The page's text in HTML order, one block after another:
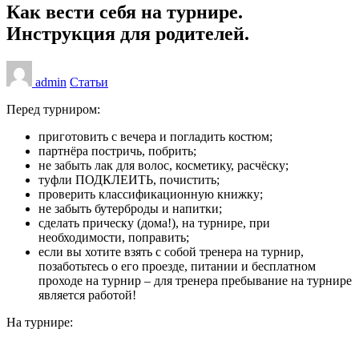
Как вести себя на турнире.
Инструкция для родителей.
admin Статьи
Перед турниром:
приготовить с вечера и погладить костюм;
партнёра постричь, побрить;
не забыть лак для волос, косметику, расчёску;
туфли ПОДКЛЕИТЬ, почистить;
проверить классификационную книжку;
не забыть бутерброды и напитки;
сделать прическу (дома!), на турнире, при
необходимости, поправить;
если вы хотите взять с собой тренера на турнир,
позаботьтесь о его проезде, питании и бесплатном
проходе на турнир – для тренера пребывание на турнире
является работой!
На турнире: